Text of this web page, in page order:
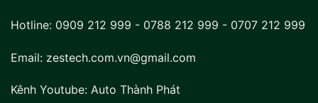
Hotline: 0909 212 999 - 0788 212 999 - 0707 212 999
Email: zestech.com.vn@gmail.com
Kênh Youtube: Auto Thành Phát